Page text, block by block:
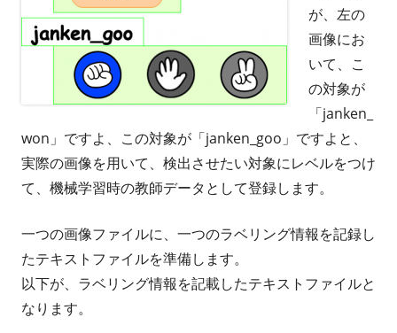
が、左の
画像にお
いて、こ
の対象が
「janken_
won」ですよ、この対象が「janken_goo」ですよと、
実際の画像を用いて、検出させたい対象にレベルをつけ
て、機械学習時の教師データとして登録します。
一つの画像ファイルに、一つのラベリング情報を記録し
たテキストファイルを準備します。
以下が、ラベリング情報を記載したテキストファイルと
なります。